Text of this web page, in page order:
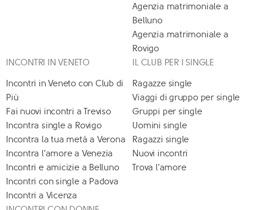
Agenzia matrimoniale a
Belluno
Agenzia matrimoniale a
Rovigo
INCONTRI IN VENETO
Incontri in Veneto con Club di
Più
Fai nuovi incontri a Treviso
Incontra single a Rovigo
Incontra la tua metà a Verona
Incontra l'amore a Venezia
Incontri e amicizie a Belluno
Incontri con single a Padova
Incontri a Vicenza
IL CLUB PER I SINGLE
Ragazze single
Viaggi di gruppo per single
Gruppi per single
Uomini single
Ragazzi single
Nuovi incontri
Trova l'amore